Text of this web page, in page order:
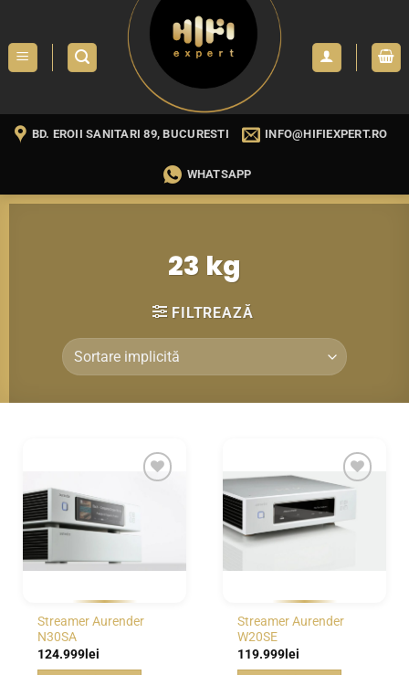
content
BD. EROII SANITARI 89, BUCURESTI INFO@HIFIEXPERT.RO
WHATSAPP
23 kg
FILTREAZĂ
Streamer Aurender
N30SA
124.999lei
WISHLIST
Streamer Aurender
W20SE
119.999lei